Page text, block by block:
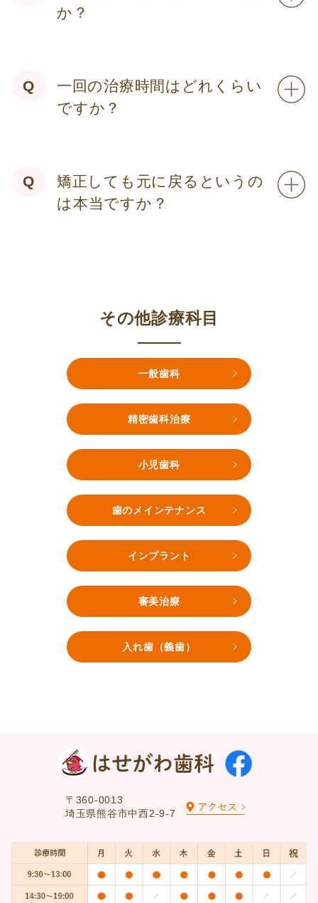
か？
一回の治療時間はどれくらい
ですか？
矯正しても元に戻るというの
は本当ですか？
その他診療科目
一般歯科
精密歯科治療
小児歯科
歯のメインテナンス
インプラント
審美治療
入れ歯（義歯）
〒360-0013
埼玉県熊谷市中西2-9-7